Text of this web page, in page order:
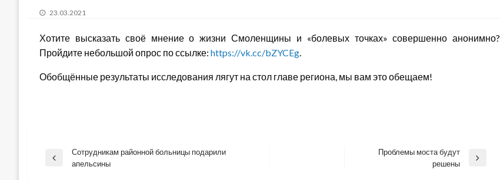
Posted
23.03.2021
Хотите высказать своё мнение о жизни Смоленщины и «болевых точках» совершенно анонимно?
Пройдите небольшой опрос по ссылке: https://vk.cc/bZYCEg.
Обобщённые результаты исследования лягут на стол главе региона, мы вам это обещаем!
Навигация
Previous
Сотрудникам районной больницы подарили
апельсины
Проблемы моста будут
решены